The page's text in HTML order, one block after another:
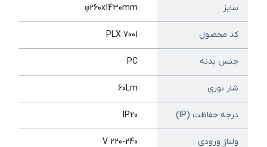
سایز φ260x1430mm
کد محصول PLX 7001
جنس بدنه PC
شار نوری 60Lm
درجه حفاظت (IP) IP20
ولتاژ ورودی 220-240 V